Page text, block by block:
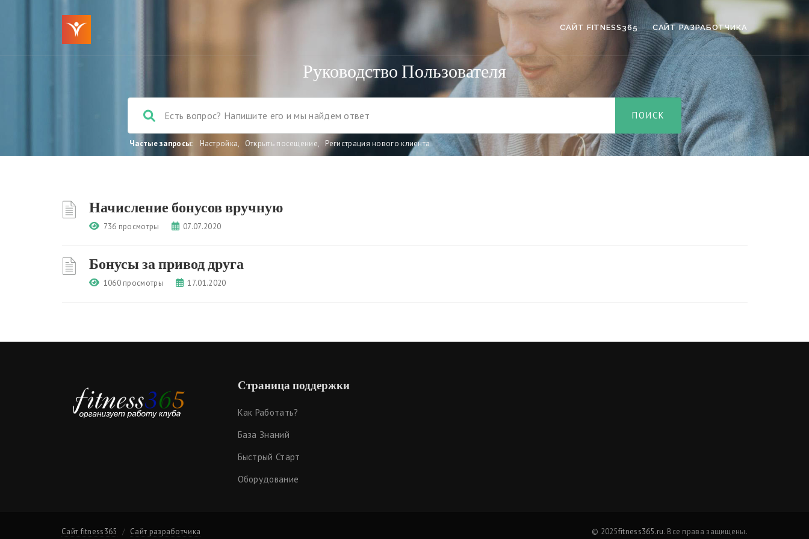
САЙТ FITNESS365 САЙТ РАЗРАБОТЧИКА
Руководство Пользователя
Частые запросы: Настройка, Открыть посещение, Регистрация нового клиента
Начисление бонусов вручную
736 просмотры 07.07.2020
Бонусы за привод друга
1060 просмотры 17.01.2020
Страница поддержки
Как Работать?
База Знаний
Быстрый Старт
Оборудование
Сайт fitness365 Сайт разработчика © 2025fitness365.ru. Все права защищены.